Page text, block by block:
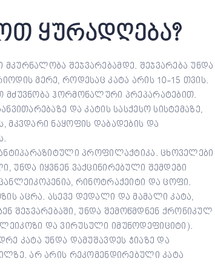
ყურადღება?
შეჯვარებამდე. შეჯვარება უნდა
მერე, როდესაც კატა არის 10-15 თვის.
მძუვნობა ჰორმონალური პრეპარატებით.
და კატის სასქესო სისტემაზე,
მკვდარი ნაყოფის დაბადების და
პროფილაქტიკა. ცხოველები
უნდა იყვნენ ვაქცინირებული შემდეგი
რინოტრაქეიტი და ცოფი.
აცრა. ასევე დედალი და მამალი კატა,
შეჯვარებაში, უნდა შემოწმდნენ ქრონიკულ
და ვირუსული იმუნოდეფიციტი).
კატა უნდა დამუშავდეს ჭიაზე და
არ არის რეკომენდირებული კატა